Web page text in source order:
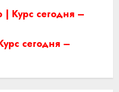
Курс сегодня –
сегодня –